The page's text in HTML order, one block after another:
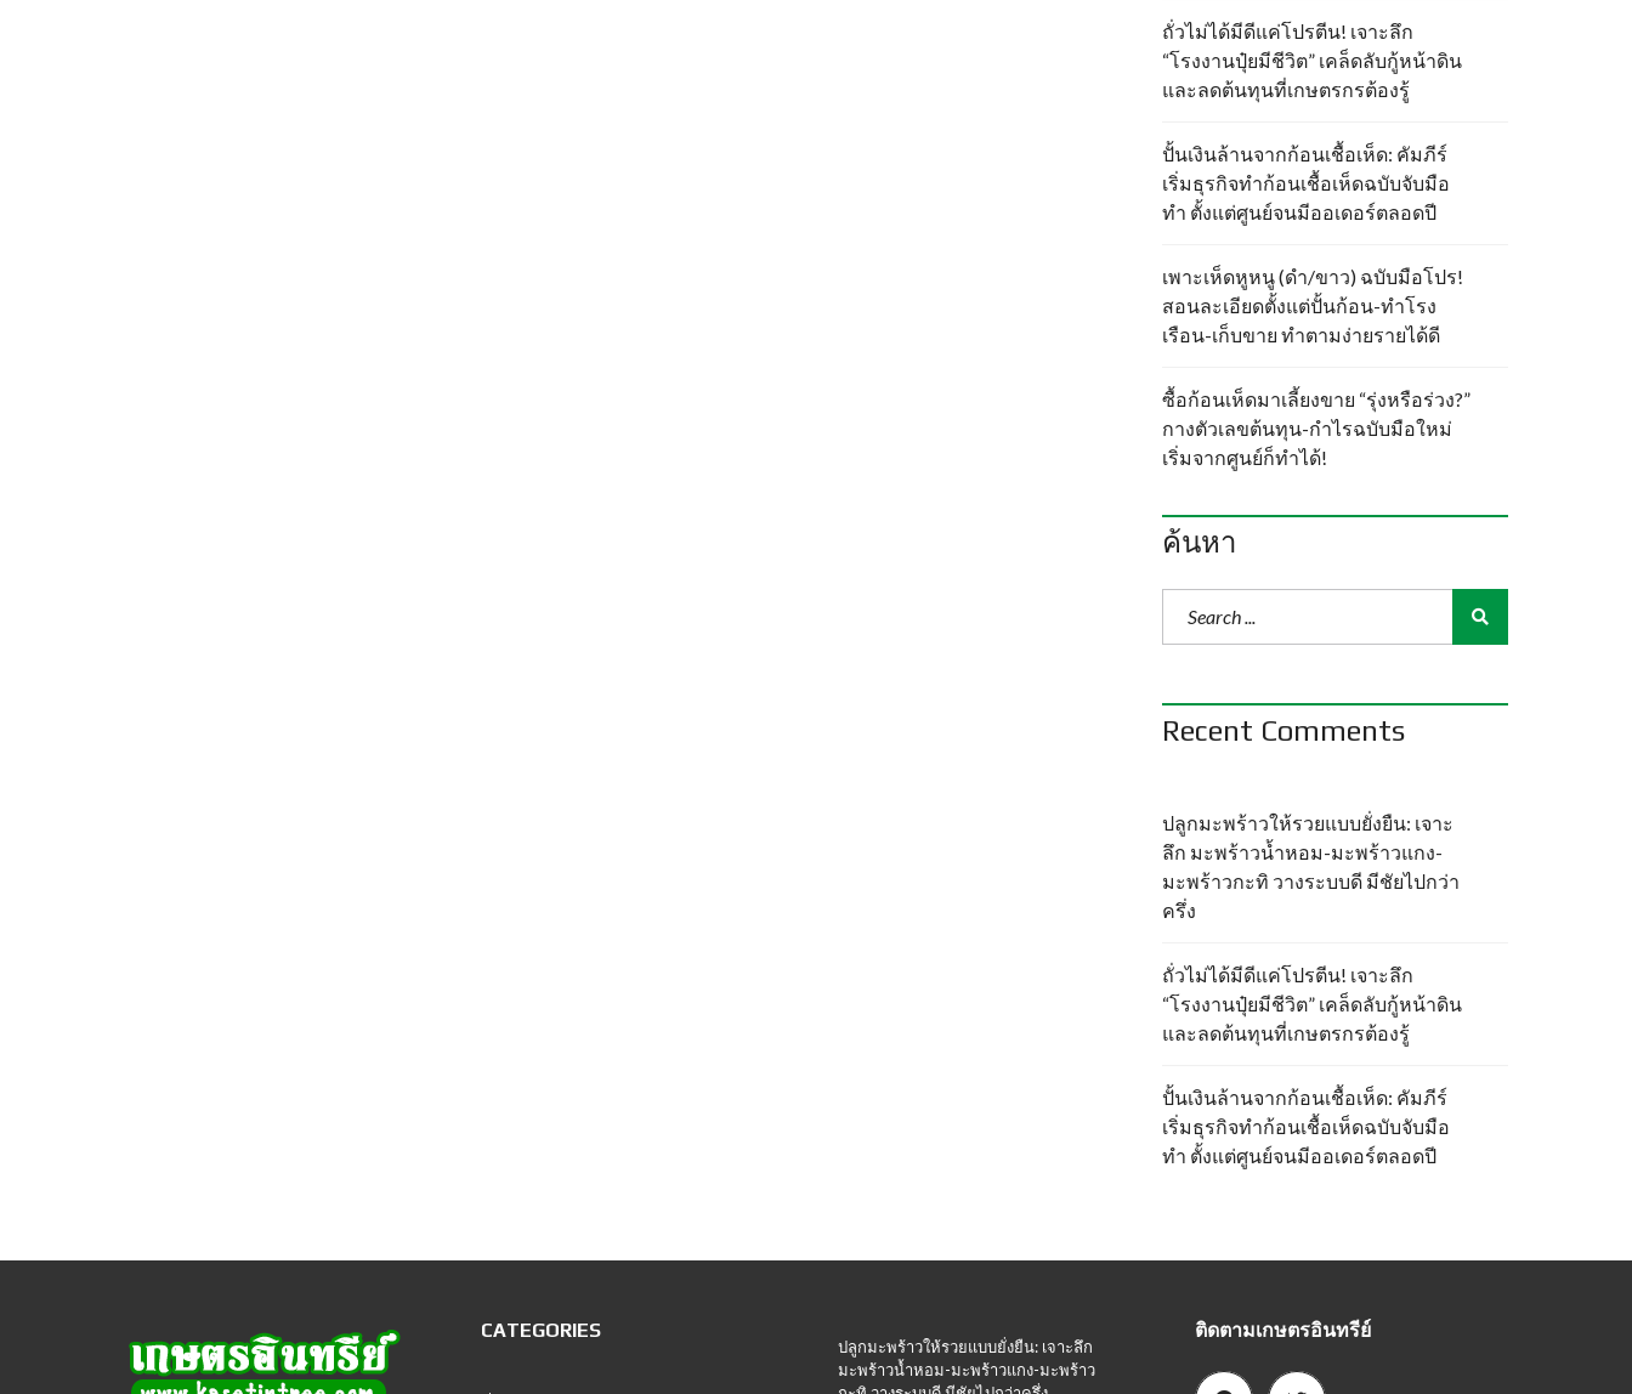
ถั่วไม่ได้มีดีแค่โปรตีน! เจาะลึก
“โรงงานปุ๋ยมีชีวิต” เคล็ดลับกู้หน้าดิน
และลดต้นทุนที่เกษตรกรต้องรู้
ปั้นเงินล้านจากก้อนเชื้อเห็ด: คัมภีร์
เริ่มธุรกิจทำก้อนเชื้อเห็ดฉบับจับมือ
ทำ ตั้งแต่ศูนย์จนมีออเดอร์ตลอดปี
เพาะเห็ดหูหนู (ดำ/ขาว) ฉบับมือโปร!
สอนละเอียดตั้งแต่ปั้นก้อน-ทำโรง
เรือน-เก็บขาย ทำตามง่ายรายได้ดี
ซื้อก้อนเห็ดมาเลี้ยงขาย “รุ่งหรือร่วง?”
กางตัวเลขต้นทุน-กำไรฉบับมือใหม่
เริ่มจากศูนย์ก็ทำได้!
ค้นหา
Recent Comments
ปลูกมะพร้าวให้รวยแบบยั่งยืน: เจาะ
ลึก มะพร้าวน้ำหอม-มะพร้าวแกง-
มะพร้าวกะทิ วางระบบดี มีชัยไปกว่า
ครึ่ง
ถั่วไม่ได้มีดีแค่โปรตีน! เจาะลึก
“โรงงานปุ๋ยมีชีวิต” เคล็ดลับกู้หน้าดิน
และลดต้นทุนที่เกษตรกรต้องรู้
ปั้นเงินล้านจากก้อนเชื้อเห็ด: คัมภีร์
เริ่มธุรกิจทำก้อนเชื้อเห็ดฉบับจับมือ
ทำ ตั้งแต่ศูนย์จนมีออเดอร์ตลอดปี
CATEGORIES
ปลูกมะพร้าวให้รวยแบบยั่งยืน: เจาะลึก
มะพร้าวน้ำหอม-มะพร้าวแกง-มะพร้าว
ติดตามเกษตรอินทรีย์